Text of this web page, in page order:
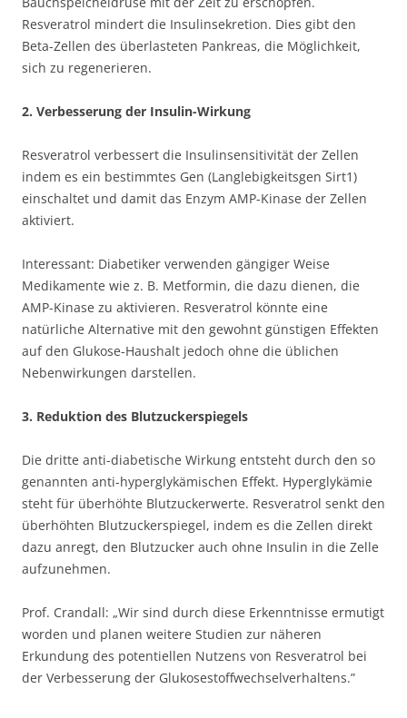
Resveratrol mindert die Insulinsekretion. Dies gibt den
Beta-Zellen des überlasteten Pankreas, die Möglichkeit,
sich zu regenerieren.
2. Verbesserung der Insulin-Wirkung
Resveratrol verbessert die Insulinsensitivität der Zellen
indem es ein bestimmtes Gen (Langlebigkeitsgen Sirt1)
einschaltet und damit das Enzym AMP-Kinase der Zellen
aktiviert.
Interessant: Diabetiker verwenden gängiger Weise
Medikamente wie z. B. Metformin, die dazu dienen, die
AMP-Kinase zu aktivieren. Resveratrol könnte eine
natürliche Alternative mit den gewohnt günstigen Effekten
auf den Glukose-Haushalt jedoch ohne die üblichen
Nebenwirkungen darstellen.
3. Reduktion des Blutzuckerspiegels
Die dritte anti-diabetische Wirkung entsteht durch den so
genannten anti-hyperglykämischen Effekt. Hyperglykämie
steht für überhöhte Blutzuckerwerte. Resveratrol senkt den
überhöhten Blutzuckerspiegel, indem es die Zellen direkt
dazu anregt, den Blutzucker auch ohne Insulin in die Zelle
aufzunehmen.
Prof. Crandall: „Wir sind durch diese Erkenntnisse ermutigt
worden und planen weitere Studien zur näheren
Erkundung des potentiellen Nutzens von Resveratrol bei
der Verbesserung der Glukosestoffwechselverhaltens.”